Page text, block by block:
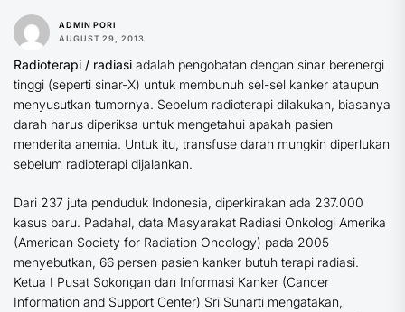
ADMIN PORI
AUGUST 29, 2013
Radioterapi / radiasi adalah pengobatan dengan sinar berenergi
tinggi (seperti sinar-X) untuk membunuh sel-sel kanker ataupun
menyusutkan tumornya. Sebelum radioterapi dilakukan, biasanya
darah harus diperiksa untuk mengetahui apakah pasien
menderita anemia. Untuk itu, transfuse darah mungkin diperlukan
sebelum radioterapi dijalankan.
Dari 237 juta penduduk Indonesia, diperkirakan ada 237.000
kasus baru. Padahal, data Masyarakat Radiasi Onkologi Amerika
(American Society for Radiation Oncology) pada 2005
menyebutkan, 66 persen pasien kanker butuh terapi radiasi.
Ketua I Pusat Sokongan dan Informasi Kanker (Cancer
Information and Support Center) Sri Suharti mengatakan,